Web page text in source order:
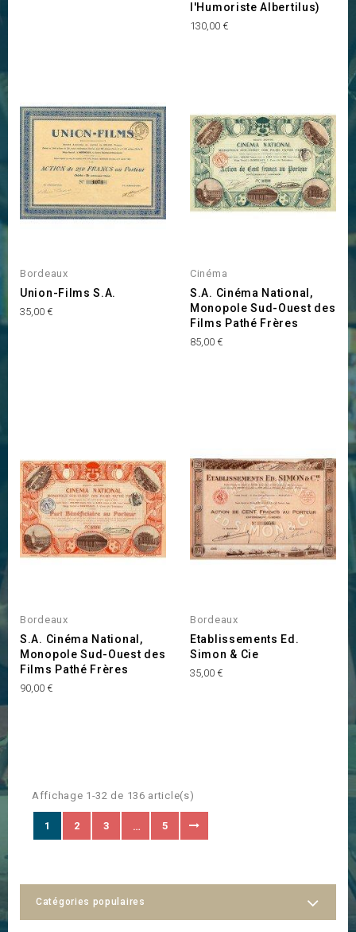
l'Humoriste Albertilus)
Prix
130,00 €
Bordeaux
Union-Films S.A.
Prix
35,00 €
Cinéma
S.A. Cinéma National,
Monopole Sud-Ouest des
Films Pathé Frères
Prix
85,00 €
Bordeaux
S.A. Cinéma National,
Monopole Sud-Ouest des
Films Pathé Frères
Prix
90,00 €
Bordeaux
Etablissements Ed.
Simon & Cie
Prix
35,00 €
Affichage 1-32 de 136 article(s)
1 2 3 … 5
Catégories populaires